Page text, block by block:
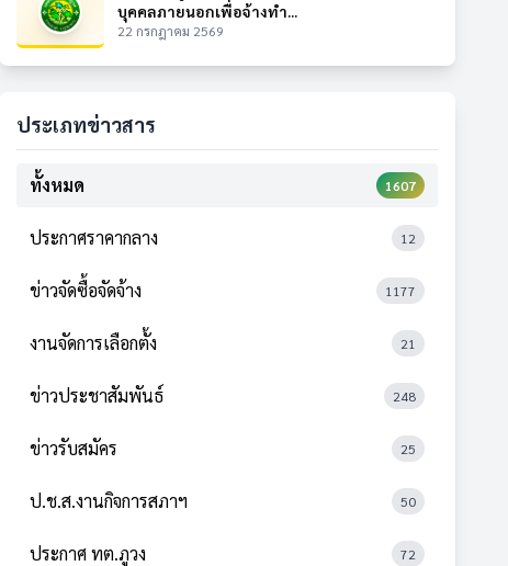
บุคคลภายนอกเพื่อจ้างทำ...
22 กรกฎาคม 2569
ประเภทข่าวสาร
ทั้งหมด 1607
ประกาศราคากลาง 12
ข่าวจัดซื้อจัดจ้าง 1177
งานจัดการเลือกตั้ง 21
ข่าวประชาสัมพันธ์ 248
ข่าวรับสมัคร 25
ป.ช.ส.งานกิจการสภาฯ 50
ประกาศ ทต.ภูวง 72